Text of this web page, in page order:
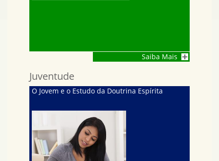
Saiba Mais
Juventude
O Jovem e o Estudo da Doutrina Espírita